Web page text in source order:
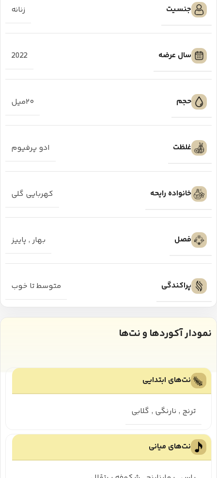
جنسیت زنانه
سال عرضه 2022
حجم ۲۰میل
غلظت ادو پرفیوم
خانواده رایحه کهربایی گلی
فصل بهار , پاییز
پراکندگی متوسط تا خوب
نمودار آکوردها و نت‌ها
نت‌های ابتدایی
ترنج , نارنگی , گلابی
نت‌های میانی